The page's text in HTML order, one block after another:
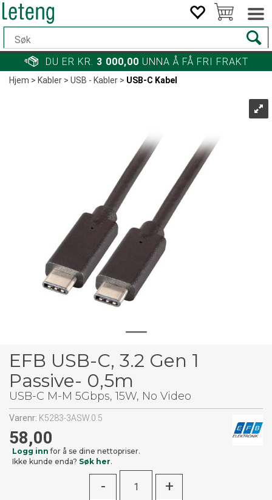
DU ER KR. 3 000,00 UNNA Å FÅ FRI FRAKT
Hjem>Kabler>USB - Kabler>USB-C Kabel
EFB USB-C, 3.2 Gen 1
Passive- 0,5m
USB-C M-M 5Gbps, 15W, No Video
Varenr: K5283-3ASW.0.5
58,00
Logg inn for å se dine nettopriser.
Ikke kunde enda? Søk her.
- +